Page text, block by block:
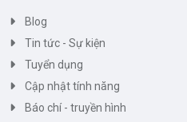
Blog
Tin tức - Sự kiện
Tuyển dụng
Cập nhật tính năng
Báo chí - truyền hình